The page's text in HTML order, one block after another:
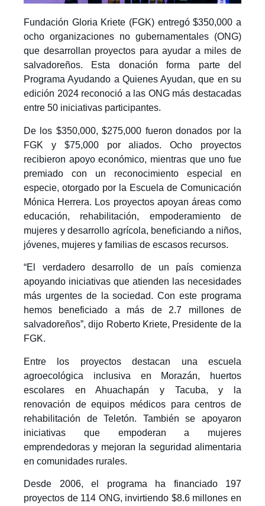
Fundación Gloria Kriete (FGK) entregó $350,000 a
ocho organizaciones no gubernamentales (ONG)
que desarrollan proyectos para ayudar a miles de
salvadoreños. Esta donación forma parte del
Programa Ayudando a Quienes Ayudan, que en su
edición 2024 reconoció a las ONG más destacadas
entre 50 iniciativas participantes.
De los $350,000, $275,000 fueron donados por la
FGK y $75,000 por aliados. Ocho proyectos
recibieron apoyo económico, mientras que uno fue
premiado con un reconocimiento especial en
especie, otorgado por la Escuela de Comunicación
Mónica Herrera. Los proyectos apoyan áreas como
educación, rehabilitación, empoderamiento de
mujeres y desarrollo agrícola, beneficiando a niños,
jóvenes, mujeres y familias de escasos recursos.
“El verdadero desarrollo de un país comienza
apoyando iniciativas que atienden las necesidades
más urgentes de la sociedad. Con este programa
hemos beneficiado a más de 2.7 millones de
salvadoreños”, dijo Roberto Kriete, Presidente de la
FGK.
Entre los proyectos destacan una escuela
agroecológica inclusiva en Morazán, huertos
escolares en Ahuachapán y Tacuba, y la
renovación de equipos médicos para centros de
rehabilitación de Teletón. También se apoyaron
iniciativas que empoderan a mujeres
emprendedoras y mejoran la seguridad alimentaria
en comunidades rurales.
Desde 2006, el programa ha financiado 197
proyectos de 114 ONG, invirtiendo $8.6 millones en